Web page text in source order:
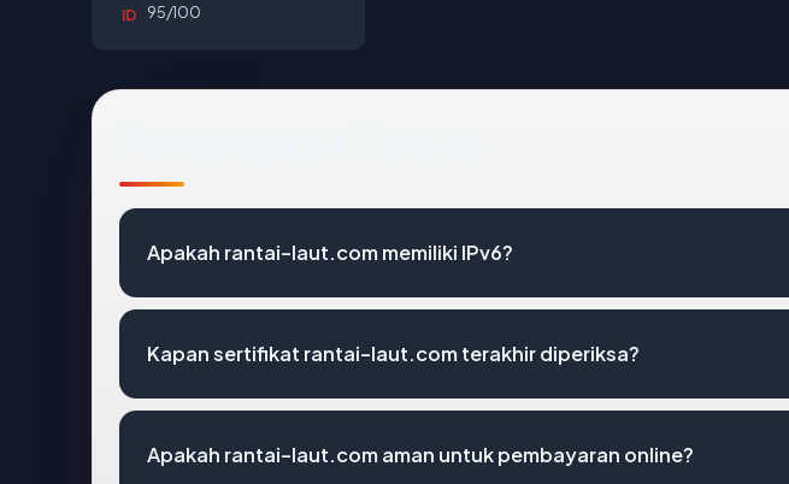
ID 95/100
Apakah rantai-laut.com memiliki IPv6?
Kapan sertifikat rantai-laut.com terakhir diperiksa?
Apakah rantai-laut.com aman untuk pembayaran online?